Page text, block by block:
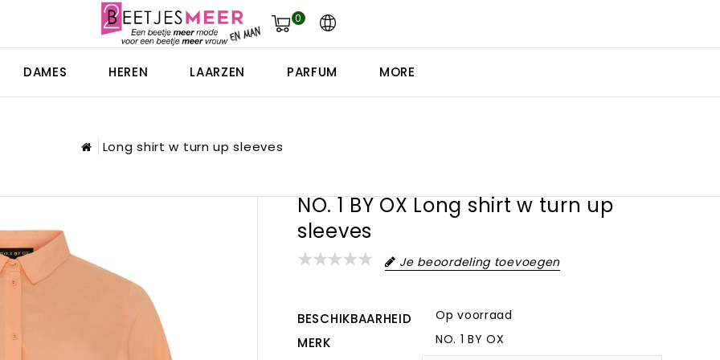
0
DAMES HEREN LAARZEN PARFUM MORE
Long shirt w turn up sleeves
NO. 1 BY OX Long shirt w turn up
sleeves
Je beoordeling toevoegen
BESCHIKBAARHEID Op voorraad
MERK NO. 1 BY OX